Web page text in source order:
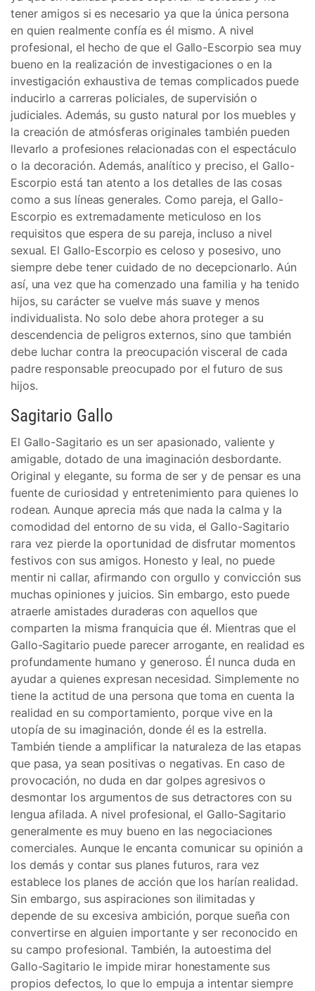
tener amigos si es necesario ya que la única persona
en quien realmente confía es él mismo. A nivel
profesional, el hecho de que el Gallo-Escorpio sea muy
bueno en la realización de investigaciones o en la
investigación exhaustiva de temas complicados puede
inducirlo a carreras policiales, de supervisión o
judiciales. Además, su gusto natural por los muebles y
la creación de atmósferas originales también pueden
llevarlo a profesiones relacionadas con el espectáculo
o la decoración. Además, analítico y preciso, el Gallo-
Escorpio está tan atento a los detalles de las cosas
como a sus líneas generales. Como pareja, el Gallo-
Escorpio es extremadamente meticuloso en los
requisitos que espera de su pareja, incluso a nivel
sexual. El Gallo-Escorpio es celoso y posesivo, uno
siempre debe tener cuidado de no decepcionarlo. Aún
así, una vez que ha comenzado una familia y ha tenido
hijos, su carácter se vuelve más suave y menos
individualista. No solo debe ahora proteger a su
descendencia de peligros externos, sino que también
debe luchar contra la preocupación visceral de cada
padre responsable preocupado por el futuro de sus
hijos.
Sagitario Gallo
El Gallo-Sagitario es un ser apasionado, valiente y
amigable, dotado de una imaginación desbordante.
Original y elegante, su forma de ser y de pensar es una
fuente de curiosidad y entretenimiento para quienes lo
rodean. Aunque aprecia más que nada la calma y la
comodidad del entorno de su vida, el Gallo-Sagitario
rara vez pierde la oportunidad de disfrutar momentos
festivos con sus amigos. Honesto y leal, no puede
mentir ni callar, afirmando con orgullo y convicción sus
muchas opiniones y juicios. Sin embargo, esto puede
atraerle amistades duraderas con aquellos que
comparten la misma franquicia que él. Mientras que el
Gallo-Sagitario puede parecer arrogante, en realidad es
profundamente humano y generoso. Él nunca duda en
ayudar a quienes expresan necesidad. Simplemente no
tiene la actitud de una persona que toma en cuenta la
realidad en su comportamiento, porque vive en la
utopía de su imaginación, donde él es la estrella.
También tiende a amplificar la naturaleza de las etapas
que pasa, ya sean positivas o negativas. En caso de
provocación, no duda en dar golpes agresivos o
desmontar los argumentos de sus detractores con su
lengua afilada. A nivel profesional, el Gallo-Sagitario
generalmente es muy bueno en las negociaciones
comerciales. Aunque le encanta comunicar su opinión a
los demás y contar sus planes futuros, rara vez
establece los planes de acción que los harían realidad.
Sin embargo, sus aspiraciones son ilimitadas y
depende de su excesiva ambición, porque sueña con
convertirse en alguien importante y ser reconocido en
su campo profesional. También, la autoestima del
Gallo-Sagitario le impide mirar honestamente sus
propios defectos, lo que lo empuja a intentar siempre